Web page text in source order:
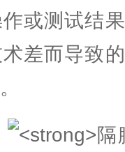
或测试结
差而导致